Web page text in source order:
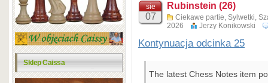
Sklep Caissa
sie
07
Rubinstein (26)
Ciekawe partie, Sylwetki,
2026
Jerzy Konikowski
Kontynuacja odcinka 25
The latest Chess Notes item